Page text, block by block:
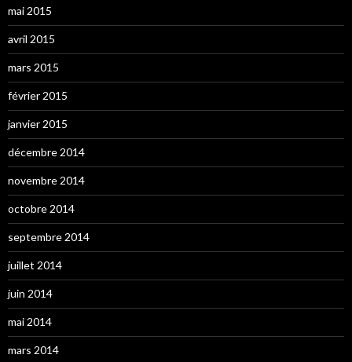
mai 2015
avril 2015
mars 2015
février 2015
janvier 2015
décembre 2014
novembre 2014
octobre 2014
septembre 2014
juillet 2014
juin 2014
mai 2014
mars 2014